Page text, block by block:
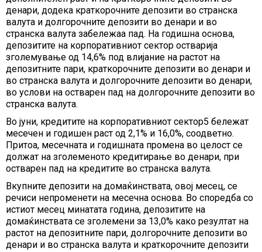
денари, додека краткорочните депозити во странска
валута и долгорочните депозити во денари и во
странска валута забележаа пад. На годишна основа,
депозитите на корпоративниот сектор остварија
зголемување од 14,6% под влијание на растот на
депозитните пари, краткорочните депозити во денари и
во странска валута и долгорочните депозити во денари,
во услови на остварен пад на долгорочните депозити во
странска валута.
Во јуни, кредитите на корпоративниот сектор5 бележат
месечен и годишен раст од 2,1% и 16,0%, соодветно.
Притоа, месечната и годишната промена во целост се
должат на зголеменото кредитирање во денари, при
остварен пад на кредитите во странска валута.
Вкупните депозити на домаќинствата, овој месец, се
речиси непроменети на месечна основа. Во споредба со
истиот месец минатата година, депозитите на
домаќинствата се зголемени за 13,0% како резултат на
растот на депозитните пари, долгорочните депозити во
денари и во странска валута и краткорочните депозити